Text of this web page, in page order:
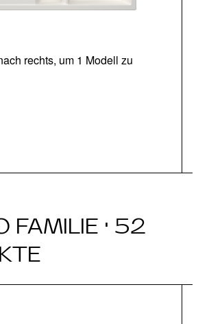
rechts, um 1 Modell zu
FAMILIE · 52